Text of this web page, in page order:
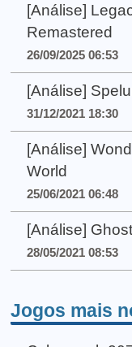
[Análise]
Remastered
26/09/2025 06:53
[Análise]
31/12/2021 18:30
[Análise]
World
25/06/2021 06:48
[Análise]
28/05/2021 08:53
Jogos mais